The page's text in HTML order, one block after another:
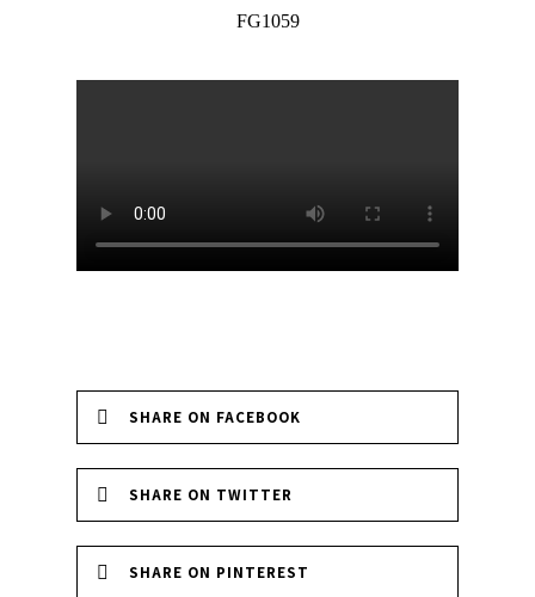
FG1059
SHARE ON FACEBOOK
SHARE ON TWITTER
SHARE ON PINTEREST